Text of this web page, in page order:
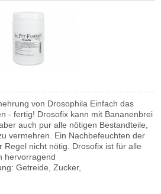
von Drosophila Einfach das
- fertig! Drosofix kann mit Bananenbrei
auch pur alle nötigen Bestandteile,
vermehren. Ein Nachbefeuchten der
Regel nicht nötig. Drosofix ist für alle
hervorragend
Getreide, Zucker,